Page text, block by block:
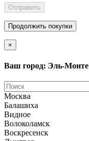
Отправить
Продолжить покупки
×
Ваш город: Эль-Монте
Москва
Балашиха
Видное
Волоколамск
Воскресенск